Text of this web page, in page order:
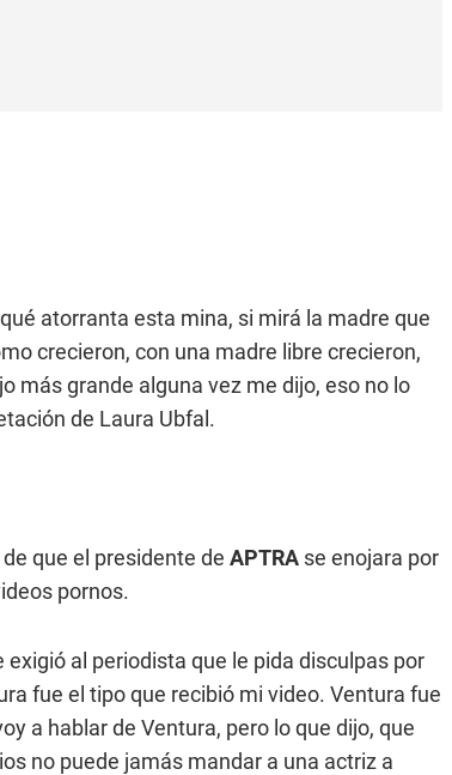
atorranta esta mina, si mirá la madre que
crecieron, con una madre libre crecieron,
más grande alguna vez me dijo, eso no lo
de Laura Ubfal.
de que el presidente de APTRA se enojara por
pornos.
exigió al periodista que le pida disculpas por
fue el tipo que recibió mi video. Ventura fue
a hablar de Ventura, pero lo que dijo, que
no puede jamás mandar a una actriz a